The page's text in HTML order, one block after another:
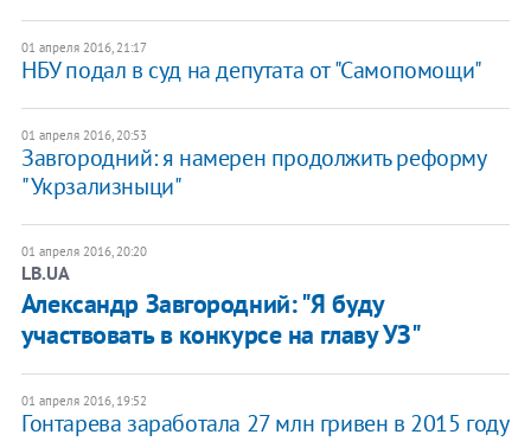
01 апреля 2016, 21:17
НБУ подал в суд на депутата от "Самопомощи"
01 апреля 2016, 20:53
Завгородний: я намерен продолжить реформу
"Укрзализныци"
01 апреля 2016, 20:20
LB.UA
Александр Завгородний: "Я буду
участвовать в конкурсе на главу УЗ"
01 апреля 2016, 19:52
Гонтарева заработала 27 млн гривен в 2015 году